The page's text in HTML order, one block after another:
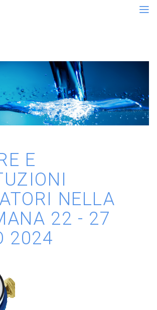
E
NELLA
22 - 27
2024